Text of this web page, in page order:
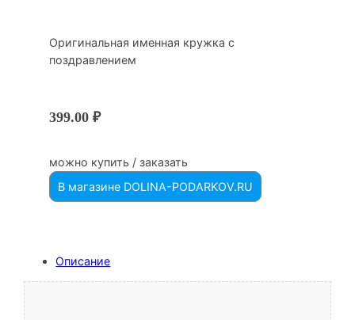
Оригинальная именная кружка с
поздравлением
399.00₽
можно купить / заказать
В магазине DOLINA-PODARKOV.RU
Описание